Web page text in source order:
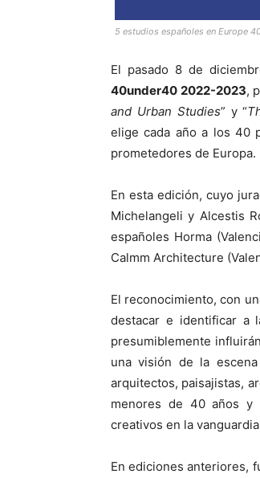
5 estudios españoles en Europe
El pasado 8 de
40under40 2022-2023,
and Urban Studies” y “
elige cada año a los 40
prometedores de Europa.
En esta edición, cuyo
Michelangeli y Alcestis
españoles Horma
Calmm Architecture
El reconocimiento, con
destacar e identificar a
presumiblemente
una visión de la
arquitectos, paisajistas,
menores de 40 años y
creativos en la
En ediciones anteriores,